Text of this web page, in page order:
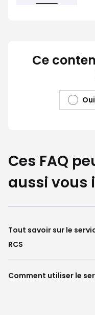
Ce
Oui
Ces FAQ
aussi vous
Tout savoir sur le
RCS
Comment utiliser le